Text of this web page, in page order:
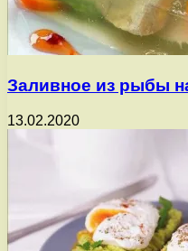
Заливное из рыбы
13.02.2020